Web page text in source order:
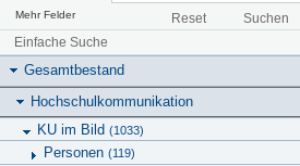
Mehr Felder Reset
Suchen
Einfache Suche
Gesamtbestand
Hochschulkommunikation
KU im Bild (1033)
Personen (119)